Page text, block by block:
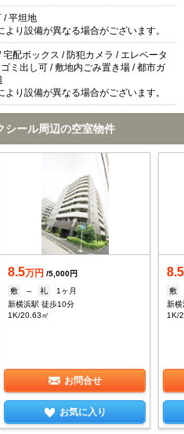
/ 平坦地
り設備が異なる場合がございます。
宅配ボックス / 防犯カメラ / エレベータ
ミ出し可 / 敷地内ごみ置き場 / 都市ガ
り設備が異なる場合がございます。
シール周辺の空室物件
8.5万円 /5,000円
敷
-- 礼
1ヶ月
新横浜駅 徒歩10分
1K/20.63㎡
お問合せ
お気に入り
8.5
敷
新
1K/